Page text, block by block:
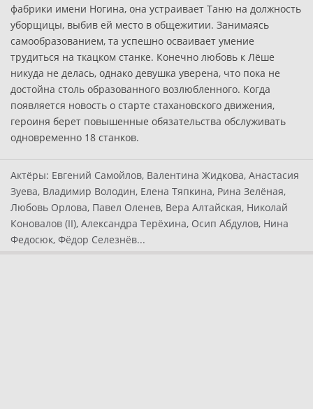
фабрики имени Ногина, она устраивает Таню на должность
уборщицы, выбив ей место в общежитии. Занимаясь
самообразованием, та успешно осваивает умение
трудиться на ткацком станке. Конечно любовь к Лёше
никуда не делась, однако девушка уверена, что пока не
достойна столь образованного возлюбленного. Когда
появляется новость о старте стахановского движения,
героиня берет повышенные обязательства обслуживать
одновременно 18 станков.
Актёры: Евгений Самойлов, Валентина Жидкова, Анастасия
Зуева, Владимир Володин, Елена Тяпкина, Рина Зелёная,
Любовь Орлова, Павел Оленев, Вера Алтайская, Николай
Коновалов (II), Александра Терёхина, Осип Абдулов, Нина
Федосюк, Фёдор Селезнёв...